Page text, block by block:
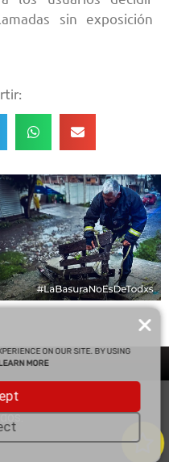
sin exposición
Derechos
ON OUR SITE. BY USING
MORE